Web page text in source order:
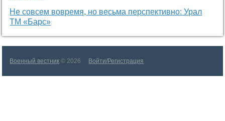
Не совсем вовремя, но весьма перспективно: Урал
ТМ «Барс»
Военный вестник © 2026 Войти/Регистрация